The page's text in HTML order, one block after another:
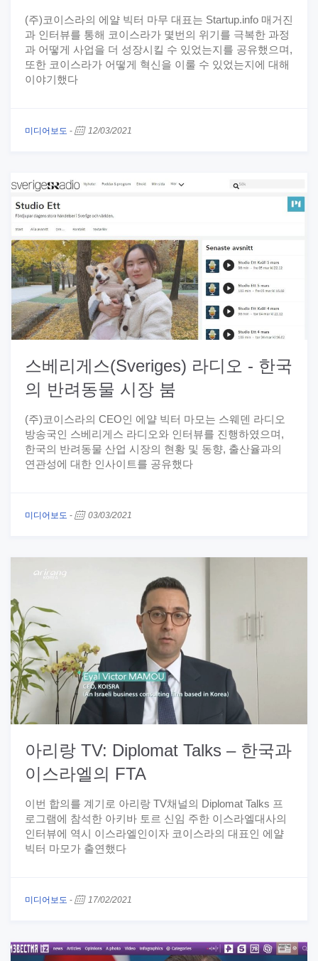
(주)코이스라의 에얄 빅터 마무 대표는 Startup.info 매거진
과 인터뷰를 통해 코이스라가 몇번의 위기를 극복한 과정
과 어떻게 사업을 더 성장시킬 수 있었는지를 공유했으며,
또한 코이스라가 어떻게 혁신을 이룰 수 있었는지에 대해
이야기했다
미디어보도 - 12/03/2021
스베리게스(Sveriges) 라디오 - 한국
의 반려동물 시장 붐
(주)코이스라의 CEO인 에얄 빅터 마모는 스웨덴 라디오
방송국인 스베리게스 라디오와 인터뷰를 진행하였으며,
한국의 반려동물 산업 시장의 현황 및 동향, 출산율과의
연관성에 대한 인사이트를 공유했다
미디어보도 - 03/03/2021
아리랑 TV: Diplomat Talks – 한국과
이스라엘의 FTA
이번 합의를 계기로 아리랑 TV채널의 Diplomat Talks 프
로그램에 참석한 아키바 토르 신임 주한 이스라엘대사의
인터뷰에 역시 이스라엘인이자 코이스라의 대표인 에얄
빅터 마모가 출연했다
미디어보도 - 17/02/2021